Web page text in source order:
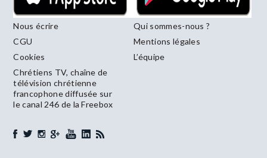
Nous écrire
Qui sommes-nous ?
CGU
Mentions légales
Cookies
L’équipe
Chrétiens TV, chaîne de
télévision chrétienne
francophone diffusée sur
le canal 246 de la Freebox